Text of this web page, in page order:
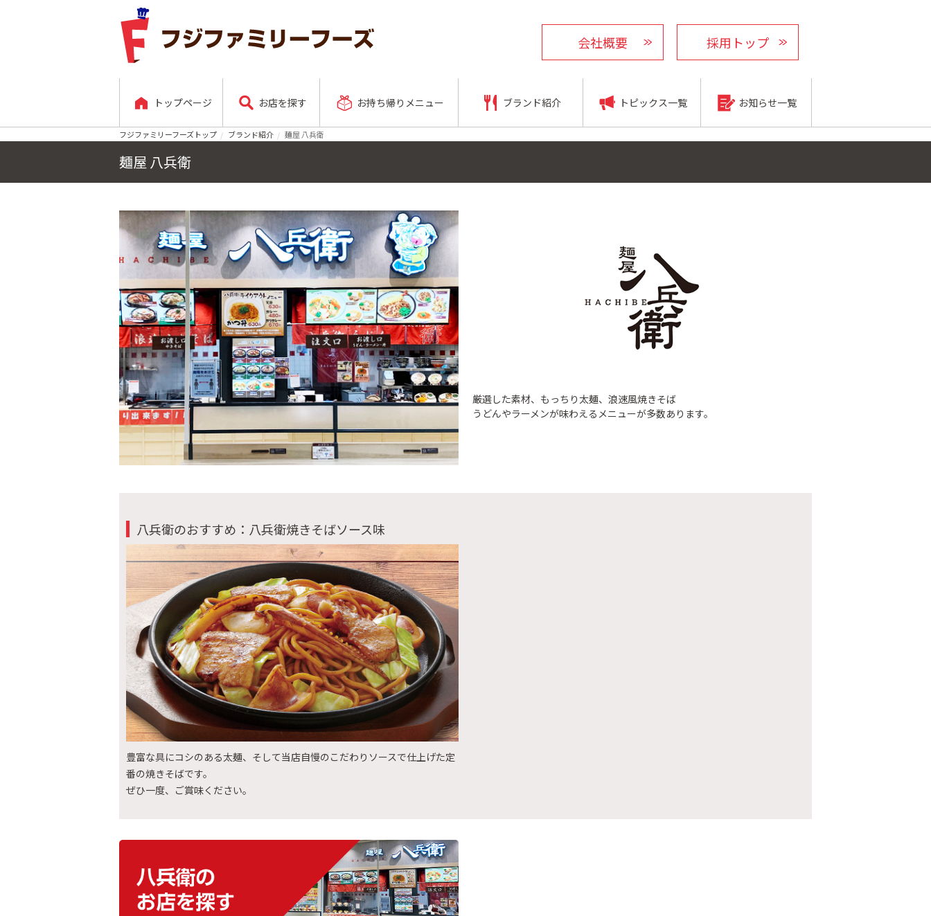
会社概要 採用トップ
トップページ お店を探す お持ち帰りメニュー ブランド紹介 トピックス一覧 お知らせ一覧
フジファミリーフーズトップ ブランド紹介 麺屋 八兵衛
麺屋 八兵衛
厳選した素材、もっちり太麺、浪速風焼きそば
うどんやラーメンが味わえるメニューが多数あります。
八兵衛のおすすめ：八兵衛焼きそばソース味
豊富な具にコシのある太麺、そして当店自慢のこだわりソースで仕上げた定
番の焼きそばです。
ぜひ一度、ご賞味ください。